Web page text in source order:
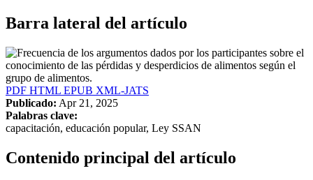
Barra lateral del artículo
PDF HTML EPUB XML-JATS
Publicado: Apr 21, 2025
Palabras clave:
capacitación, educación popular, Ley SSAN
Contenido principal del artículo